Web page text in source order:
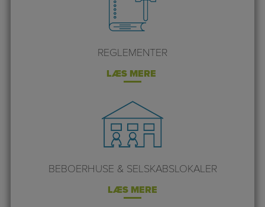
REGLEMENTER
LÆS MERE
BEBOERHUSE & SELSKABSLOKALER
LÆS MERE